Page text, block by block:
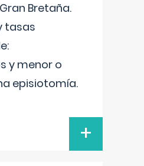
Bretaña.
tasas
y menor o
episiotomía.
+